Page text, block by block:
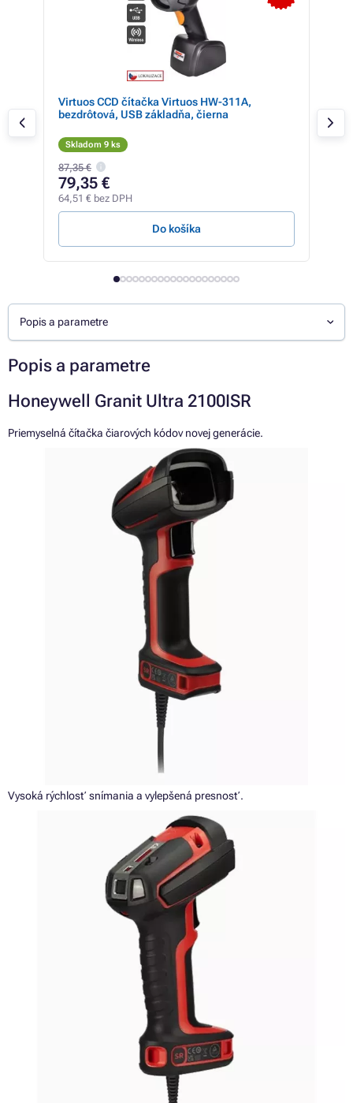
Virtuos CCD čítačka Virtuos HW-311A,
bezdrôtová, USB základňa, čierna
Skladom 9 ks
87,35 €
79,35 €
64,51 € bez DPH
Do košíka
Popis a parametre
Popis a parametre
Honeywell Granit Ultra 2100ISR
Priemyselná čítačka čiarových kódov novej generácie.
Vysoká rýchlosť snímania a vylepšená presnosť.